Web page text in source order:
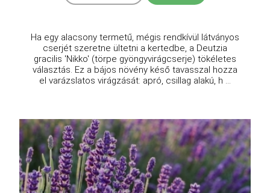
Ha egy alacsony termetű, mégis rendkívül látványos
cserjét szeretne ültetni a kertedbe, a Deutzia
gracilis 'Nikko' (törpe gyöngyvirágcserje) tökéletes
választás. Ez a bájos növény késő tavasszal hozza
el varázslatos virágzását: apró, csillag alakú, h ...